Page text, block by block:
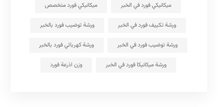
ميكانيكي فورد في الخبر ميكانيكي فورد متخصص
ورشة تكييف فورد في الخبر ورشة توضيب فورد بالخبر
ورشة توضيب فورد في الخبر ورشة كهربائي فورد بالخبر
ورشة ميكانيكا فورد في الخبر وزن اذرعة فورد